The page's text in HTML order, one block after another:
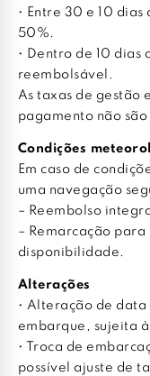
• Entre 30 e 10
50%.
• Dentro de 10 dias
reembolsável.
As taxas de gestão
pagamento não
Condições
Em caso de
uma navegação
– Reembolso
– Remarcação
disponibilidade.
Alterações
• Alteração de
embarque, sujeita
• Troca de
possível ajuste de